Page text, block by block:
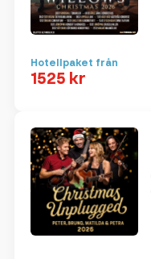
Hotellpaket från
1525 kr